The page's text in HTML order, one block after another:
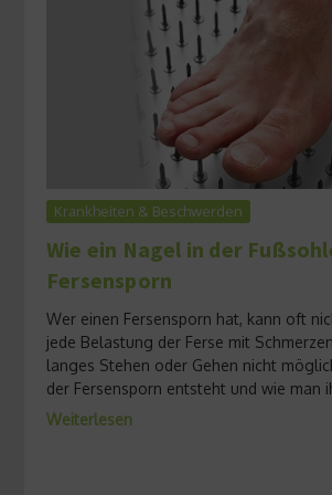
Krankheiten & Beschwerden
Wie ein Nagel in der
Fersensporn
Wer einen Fersensporn hat, kann oft
jede Belastung der Ferse mit
langes Stehen oder Gehen nicht
der Fersensporn entsteht und wie man
Weiterlesen